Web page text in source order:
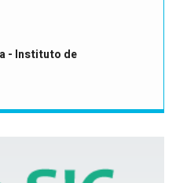
- Instituto de